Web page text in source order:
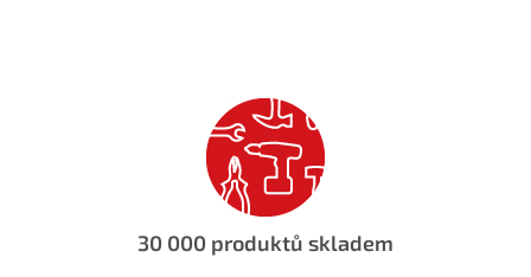
p
r
v
k
y
ý
p
30 000 produktů skladem